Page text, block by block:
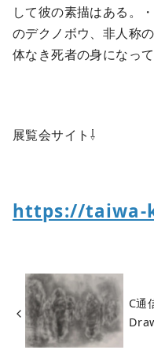
して彼の素描はある。
のデクノボウ、非人称
体なき死者の身になって
展覧会サイト⇩
https://taiwa-
C通